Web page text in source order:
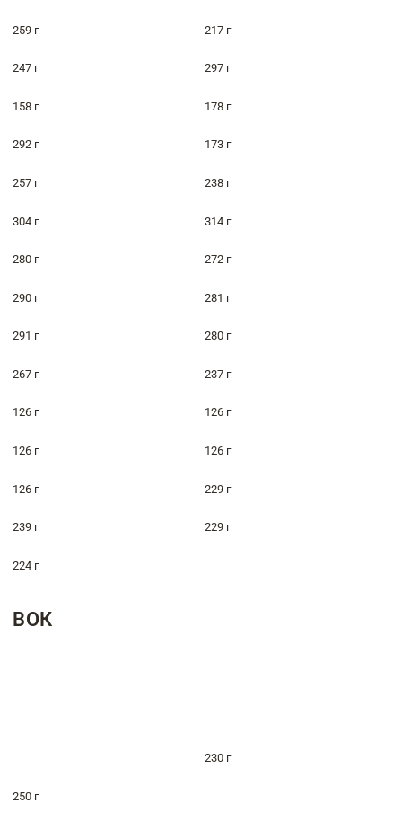
259 г 217 г
247 г 297 г
158 г 178 г
292 г 173 г
257 г 238 г
304 г 314 г
280 г 272 г
290 г 281 г
291 г 280 г
267 г 237 г
126 г 126 г
126 г 126 г
126 г 229 г
239 г 229 г
224 г
ВОК
230 г
250 г